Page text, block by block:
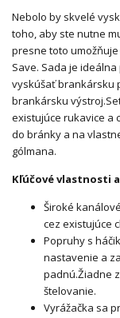
Nebolo by skvelé
toho, aby ste nutne
presne toto
Save. Sada je
vyskúšať brankársku
brankársku výstroj.
existujúce rukavice a
do bránky a na
gólmana.
Kľúčové vlastnosti
Široké
cez existujúce
Popruhy s
nastavenie a
padnú.Žiadne
štelovanie.
Vyrážačka sa